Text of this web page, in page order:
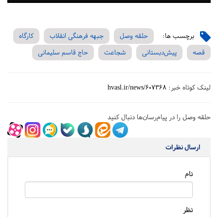
برچسب ها: حلقه وصل جبهه فرهنگی انقلاب
کارگاه
قصه
پیش‌دبستانی‌ شجاعت حاج قاسم سلیمانی
لینک کوتاه خبر: hvasl.ir/news/607368
حلقه وصل را در پیام‌رسان‌ها دنبال کنید
ارسال نظرات
نام
نظر